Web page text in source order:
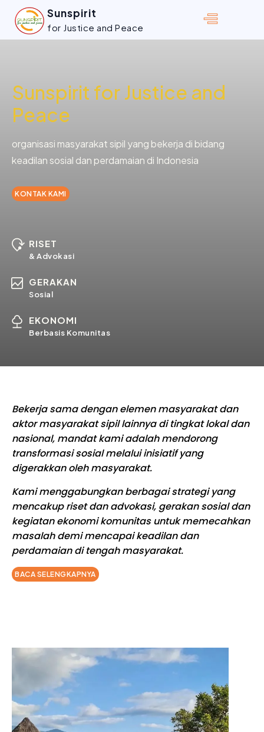
Sunspirit
for Justice and Peace
Sunspirit for Justice and
Peace
organisasi masyarakat sipil yang bekerja di bidang
keadilan sosial dan perdamaian di Indonesia
KONTAK KAMI
RISET
& Advokasi
GERAKAN
Sosial
EKONOMI
Berbasis Komunitas
Bekerja sama dengan elemen masyarakat dan
aktor masyarakat sipil lainnya di tingkat lokal dan
nasional, mandat kami adalah mendorong
transformasi sosial melalui inisiatif yang
digerakkan oleh masyarakat.
Kami menggabungkan berbagai strategi yang
mencakup riset dan advokasi, gerakan sosial dan
kegiatan ekonomi komunitas untuk memecahkan
masalah demi mencapai keadilan dan
perdamaian di tengah masyarakat.
BACA SELENGKAPNYA